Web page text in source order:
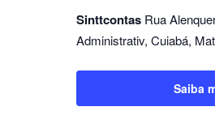
Sinttcontas Rua
Administrativ, Cuiabá,
Saiba